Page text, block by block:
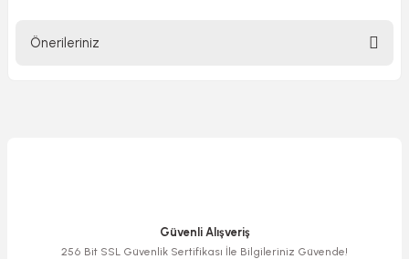
Önerileriniz
Ürün bilgilerinde hatalar bulunuyor.
Güvenli Alışveriş
256 Bit SSL Güvenlik Sertifikası İle Bilgileriniz Güvende!